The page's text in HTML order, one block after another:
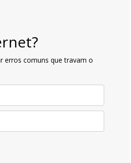
erros comuns que travam o